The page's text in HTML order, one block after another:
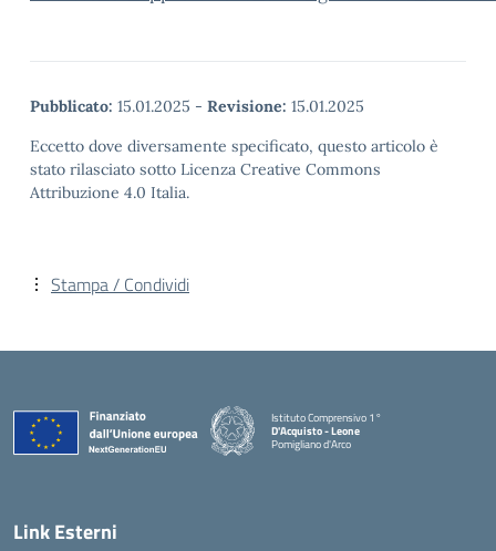
Pubblicato: 15.01.2025 - Revisione: 15.01.2025
Eccetto dove diversamente specificato, questo articolo è
stato rilasciato sotto Licenza Creative Commons
Attribuzione 4.0 Italia.
Stampa / Condividi
Istituto Comprensivo 1°
D'Acquisto - Leone
Pomigliano d'Arco
— Visita la pagina iniziale della scuola
Link Esterni